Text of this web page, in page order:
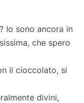
Io sono ancora in
che spero
il cioccolato, si
divini,